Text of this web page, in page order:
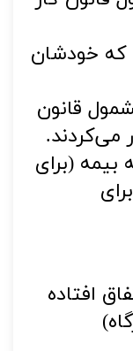
که خودشان
قانون
می‌کردند.
ماه سابقه بیمه (برای
(برای
افتاده